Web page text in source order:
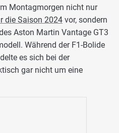
Montagmorgen nicht nur
die Saison 2024 vor, sondern
Aston Martin Vantage GT3
Während der F1-Bolide
es sich bei der
gar nicht um eine